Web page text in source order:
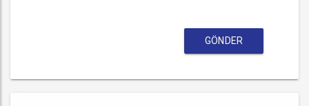
GÖNDER